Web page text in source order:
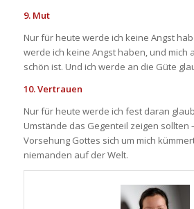
9. Mut
Nur für heute werde ich keine Angst
werde ich keine Angst haben, und mich
schön ist. Und ich werde an die Güte
10. Vertrauen
Nur für heute werde ich fest daran
Umstände das Gegenteil zeigen sollten
Vorsehung Gottes sich um mich
niemanden auf der Welt.